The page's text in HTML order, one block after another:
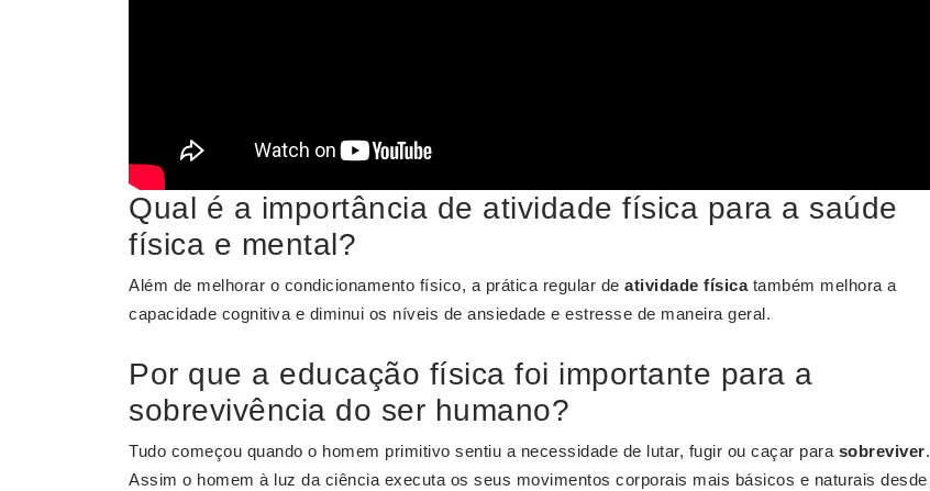
Qual é a importância de atividade física para a saúde
física e mental?
Além de melhorar o condicionamento físico, a prática regular de atividade físicatambém melhora a
capacidade cognitiva e diminui os níveis de ansiedade e estresse de maneira geral.
Por que a educação física foi importante para a
sobrevivência do ser humano?
Tudo começou quando o homem primitivo sentiu a necessidade de lutar, fugir ou caçar para sobreviver.
Assim o homem à luz da ciência executa os seus movimentos corporais mais básicos e naturais desde